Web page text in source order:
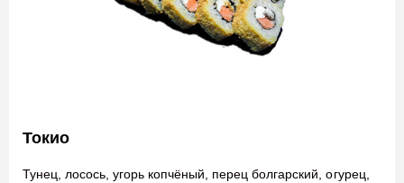
Токио
Тунец, лосось, угорь копчёный, перец болгарский, огурец,